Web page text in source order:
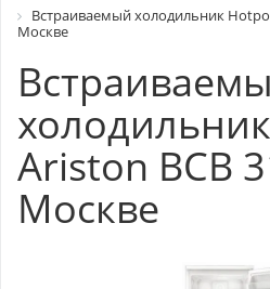
Встраиваемый холодильник
Москве
Ariston BCB
Москве